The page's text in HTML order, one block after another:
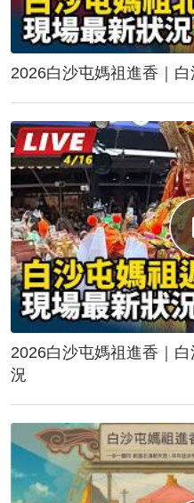
2026白沙屯媽祖進香｜
2026白沙屯媽祖進香｜
況